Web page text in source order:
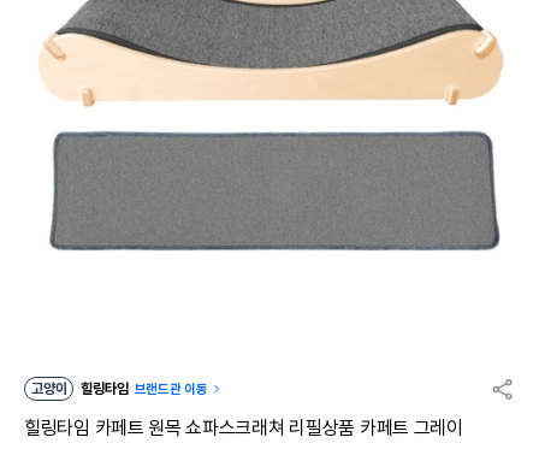
고양이 힐링타임 브랜드관 이동
힐링타임 카페트 원목 쇼파스크래쳐 리필상품 카페트 그레이